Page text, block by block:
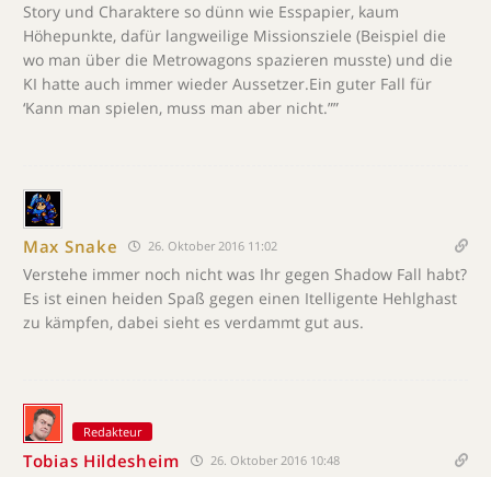
Story und Charaktere so dünn wie Esspapier, kaum
Höhepunkte, dafür langweilige Missionsziele (Beispiel die
wo man über die Metrowagons spazieren musste) und die
KI hatte auch immer wieder Aussetzer.Ein guter Fall für
‘Kann man spielen, muss man aber nicht.””
Max Snake 26. Oktober 2016 11:02
Verstehe immer noch nicht was Ihr gegen Shadow Fall habt?
Es ist einen heiden Spaß gegen einen Itelligente Hehlghast
zu kämpfen, dabei sieht es verdammt gut aus.
Redakteur
Tobias Hildesheim 26. Oktober 2016 10:48